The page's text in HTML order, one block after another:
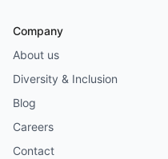
Company
About us
Diversity & Inclusion
Blog
Careers
Contact